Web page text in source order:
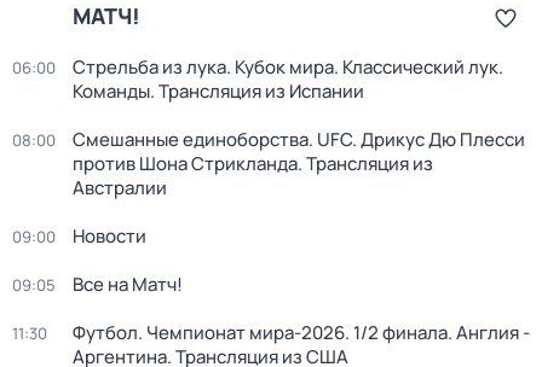
МАТЧ!
06:00
Стрельба из лука. Кубок мира. Классический лук.
Команды. Трансляция из Испании
08:00
Смешанные единоборства. UFC. Дрикус Дю Плесси
против Шона Стрикланда. Трансляция из
Австралии
09:00 Новости
09:05 Все на Матч!
11:30
Футбол. Чемпионат мира-2026. 1/2 финала. Англия -
Аргентина. Трансляция из США